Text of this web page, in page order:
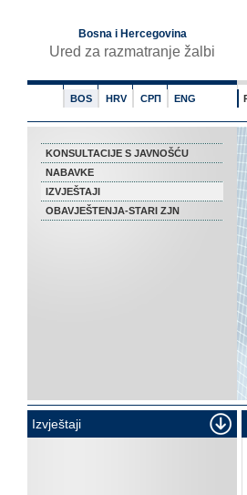
Bosna i Hercegovina
Ured za razmatranje žalbi
BOS HRV СРП ENG
KONSULTACIJE S JAVNOŠĆU
NABAVKE
IZVJEŠTAJI
OBAVJEŠTENJA-STARI ZJN
Izvještaji